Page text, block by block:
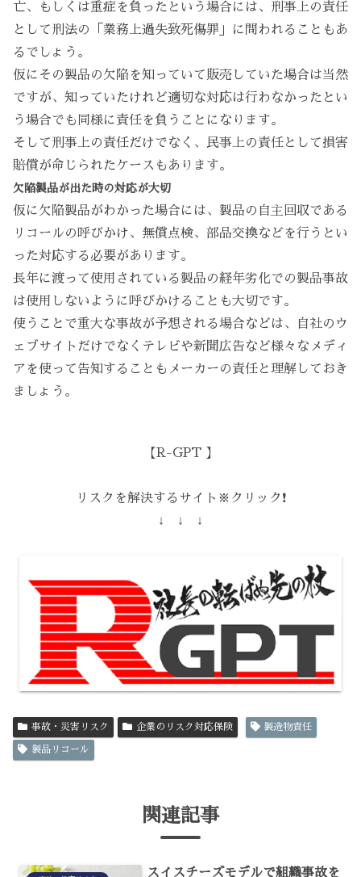
亡、もしくは重症を負ったという場合には、刑事上の責任
として刑法の「業務上過失致死傷罪」に問われることもあ
るでしょう。
仮にその製品の欠陥を知っていて販売していた場合は当然
ですが、知っていたけれど適切な対応は行わなかったとい
う場合でも同様に責任を負うことになります。
そして刑事上の責任だけでなく、民事上の責任として損害
賠償が命じられたケースもあります。
欠陥製品が出た時の対応が大切
仮に欠陥製品がわかった場合には、製品の自主回収である
リコールの呼びかけ、無償点検、部品交換などを行うとい
った対応する必要があります。
長年に渡って使用されている製品の経年劣化での製品事故
は使用しないように呼びかけることも大切です。
使うことで重大な事故が予想される場合などは、自社のウ
ェブサイトだけでなくテレビや新聞広告など様々なメディ
アを使って告知することもメーカーの責任と理解しておき
ましょう。
【R-GPT 】
リスクを解決するサイト※クリック❗️
↓ ↓ ↓
事故・災害リスク 企業のリスク対応保険 製造物責任
製品リコール
関連記事
スイスチーズモデルで組織事故を